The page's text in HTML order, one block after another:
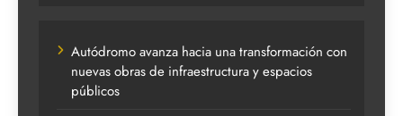
Autódromo avanza hacia una transformación con
nuevas obras de infraestructura y espacios
públicos